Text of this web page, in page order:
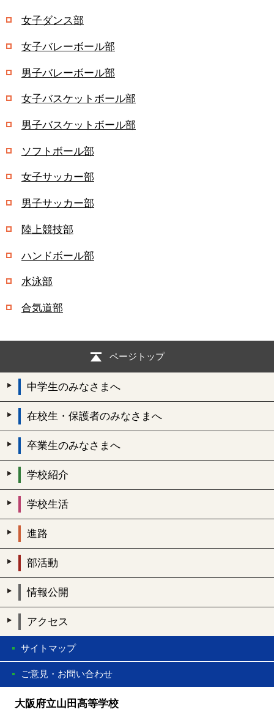
女子ダンス部
女子バレーボール部
男子バレーボール部
女子バスケットボール部
男子バスケットボール部
ソフトボール部
女子サッカー部
男子サッカー部
陸上競技部
ハンドボール部
水泳部
合気道部
ページトップ
中学生のみなさまへ
在校生・保護者のみなさまへ
卒業生のみなさまへ
学校紹介
学校生活
進路
部活動
情報公開
アクセス
サイトマップ
ご意見・お問い合わせ
大阪府立山田高等学校